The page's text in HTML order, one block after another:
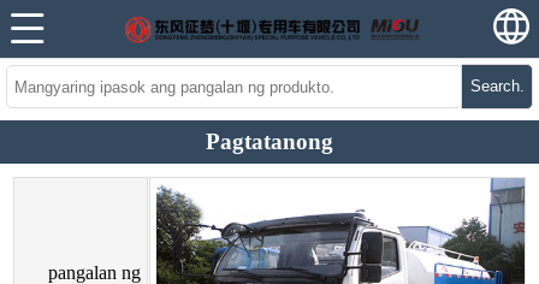
Search.
Pagtatanong
pangalan ng